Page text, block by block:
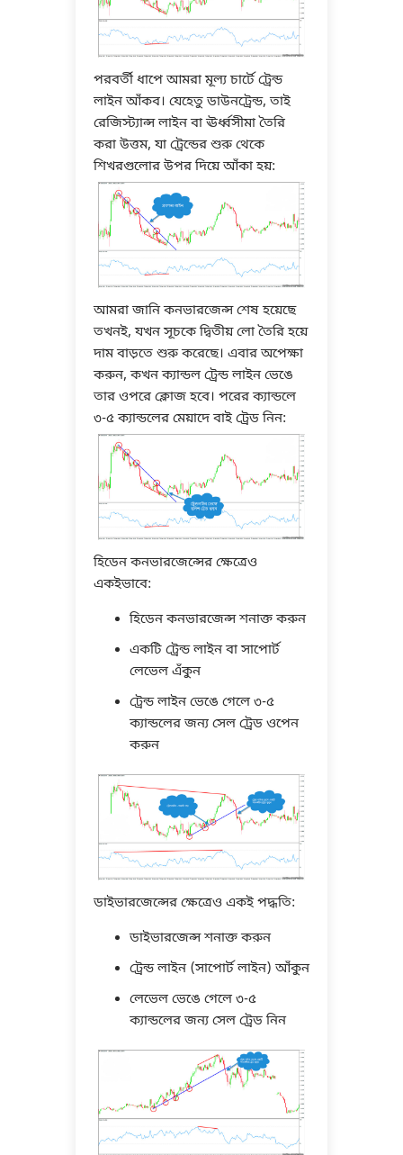
পরবর্তী ধাপে আমরা মূল্য চার্টে ট্রেন্ড
লাইন আঁকব। যেহেতু ডাউনট্রেন্ড, তাই
রেজিস্ট্যান্স লাইন বা ঊর্ধ্বসীমা তৈরি
করা উত্তম, যা ট্রেন্ডের শুরু থেকে
শিখরগুলোর উপর দিয়ে আঁকা হয়:
আমরা জানি কনভারজেন্স শেষ হয়েছে
তখনই, যখন সূচকে দ্বিতীয় লো তৈরি হয়ে
দাম বাড়তে শুরু করেছে। এবার অপেক্ষা
করুন, কখন ক্যান্ডল ট্রেন্ড লাইন ভেঙে
তার ওপরে ক্লোজ হবে। পরের ক্যান্ডলে
৩-৫ ক্যান্ডলের মেয়াদে বাই ট্রেড নিন:
হিডেন কনভারজেন্সের ক্ষেত্রেও
একইভাবে:
হিডেন কনভারজেন্স শনাক্ত করুন
একটি ট্রেন্ড লাইন বা সাপোর্ট
লেভেল এঁকুন
ট্রেন্ড লাইন ভেঙে গেলে ৩-৫
ক্যান্ডলের জন্য সেল ট্রেড ওপেন
করুন
ডাইভারজেন্সের ক্ষেত্রেও একই পদ্ধতি:
ডাইভারজেন্স শনাক্ত করুন
ট্রেন্ড লাইন (সাপোর্ট লাইন) আঁকুন
লেভেল ভেঙে গেলে ৩-৫
ক্যান্ডলের জন্য সেল ট্রেড নিন